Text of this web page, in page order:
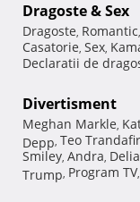
Dragoste & Sex
Dragoste, Romantic,
Casatorie, Sex,
Declaratii de
Divertisment
Meghan Markle,
Depp, Teo Trandafir
Smiley, Andra, Delia
Trump, Program TV,